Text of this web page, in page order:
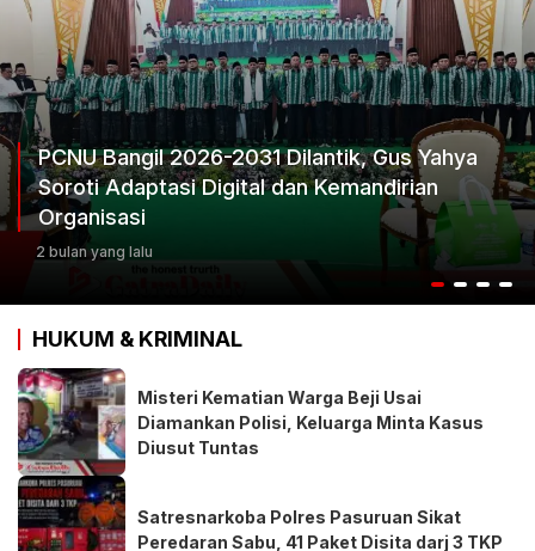
Ketum Progib Dorong Rapimwil Jatim
Keputusan Terbaik
3 bulan yang lalu
HUKUM & KRIMINAL
Misteri Kematian Warga Beji Usai
Diamankan Polisi, Keluarga Minta Kasus
Diusut Tuntas
Satresnarkoba Polres Pasuruan Sikat
Peredaran Sabu, 41 Paket Disita darj 3 TKP